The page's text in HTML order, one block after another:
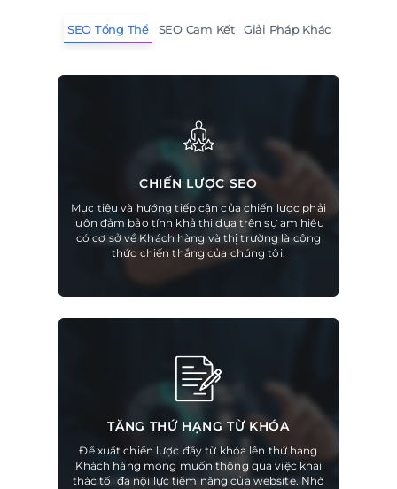
SEO Tổng Thể SEO Cam Kết Giải Pháp Khác
CHIẾN LƯỢC SEO
Mục tiêu và hướng tiếp cận của chiến lược phải
luôn đảm bảo tính khả thi dựa trên sự am hiểu
có cơ sở về Khách hàng và thị trường là công
thức chiến thắng của chúng tôi.
TĂNG THỨ HẠNG TỪ KHÓA
Đề xuất chiến lược đẩy từ khóa lên thứ hạng
Khách hàng mong muốn thông qua việc khai
thác tối đa nội lực tiềm năng của website. Nhờ